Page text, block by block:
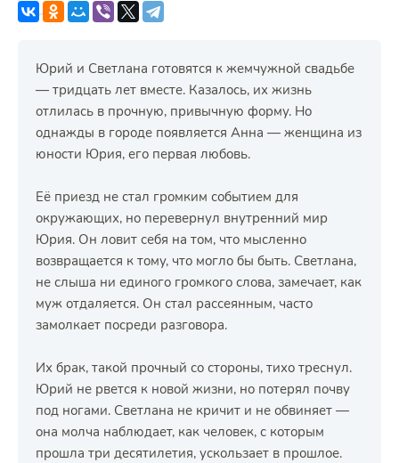
Юрий и Светлана готовятся к жемчужной свадьбе
— тридцать лет вместе. Казалось, их жизнь
отлилась в прочную, привычную форму. Но
однажды в городе появляется Анна — женщина из
юности Юрия, его первая любовь.
Её приезд не стал громким событием для
окружающих, но перевернул внутренний мир
Юрия. Он ловит себя на том, что мысленно
возвращается к тому, что могло бы быть. Светлана,
не слыша ни единого громкого слова, замечает, как
муж отдаляется. Он стал рассеянным, часто
замолкает посреди разговора.
Их брак, такой прочный со стороны, тихо треснул.
Юрий не рвется к новой жизни, но потерял почву
под ногами. Светлана не кричит и не обвиняет —
она молча наблюдает, как человек, с которым
прошла три десятилетия, ускользает в прошлое.